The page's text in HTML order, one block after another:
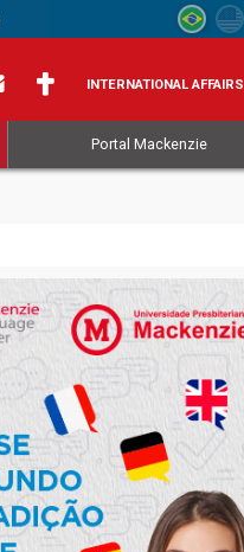
INTERNATIONAL AFFAIRS
Portal Mackenzie